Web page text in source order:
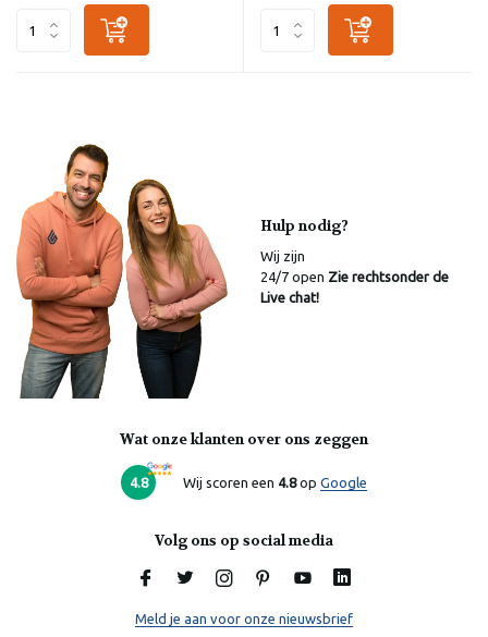
Hulp nodig?
Wij zijn
24/7 open Zie rechtsonder de
Live chat!
Wat onze klanten over ons zeggen
4.8 Wij scoren een 4.8op Google
Volg ons op social media
Meld je aan voor onze nieuwsbrief